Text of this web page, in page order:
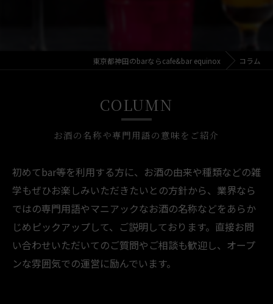
東京都神田のbarならcafe&bar equinox コラム
COLUMN
お酒の名称や専門用語の意味をご紹介
初めてbar等を利用する方に、お酒の由来や種類などの雑
学もぜひお楽しみいただきたいとの方針から、業界なら
ではの専門用語やマニアックなお酒の名称などをあらか
じめピックアップして、ご説明しております。直接お問
い合わせいただいてのご質問やご相談も歓迎し、オープ
ンな雰囲気での運営に励んでいます。